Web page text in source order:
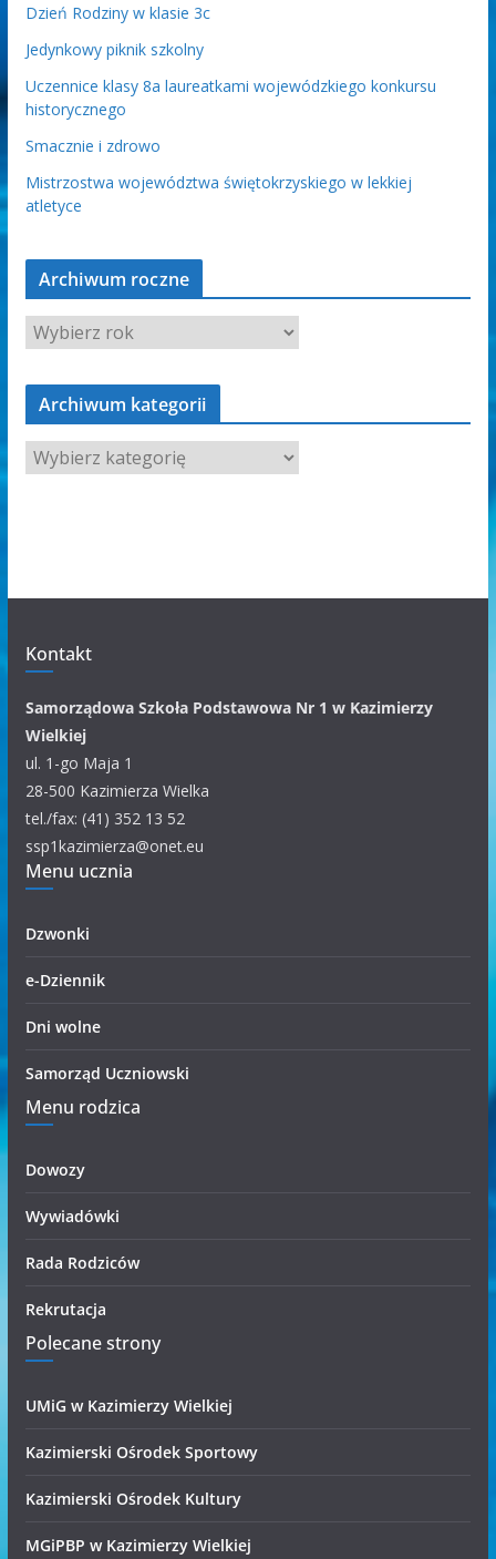
Dzień Rodziny w klasie 3c
Jedynkowy piknik szkolny
Uczennice klasy 8a laureatkami wojewódzkiego konkursu
historycznego
Smacznie i zdrowo
Mistrzostwa województwa świętokrzyskiego w lekkiej
atletyce
Archiwum roczne
Archiwum kategorii
A
r
m
k
a
t
e
g
o
r
i
i
Kontakt
Samorządowa Szkoła Podstawowa Nr 1 w Kazimierzy
Wielkiej
ul. 1-go Maja 1
28-500 Kazimierza Wielka
tel./fax: (41) 352 13 52
ssp1kazimierza@onet.eu
Menu ucznia
Dzwonki
e-Dziennik
Dni wolne
Samorząd Uczniowski
Menu rodzica
Dowozy
Wywiadówki
Rada Rodziców
Rekrutacja
Polecane strony
UMiG w Kazimierzy Wielkiej
Kazimierski Ośrodek Sportowy
Kazimierski Ośrodek Kultury
MGiPBP w Kazimierzy Wielkiej